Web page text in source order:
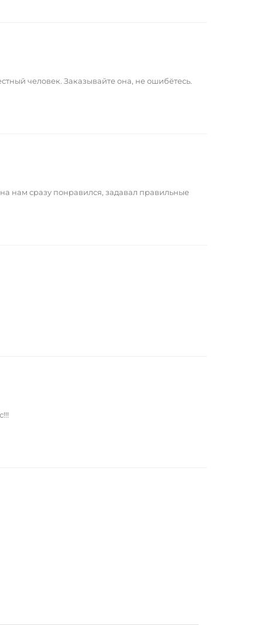
человек. Заказывайте она, не ошибётесь.
нам сразу понравился, задавал правильные